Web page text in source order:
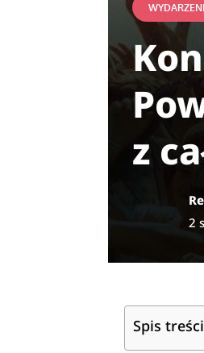
z
2
Spis treści